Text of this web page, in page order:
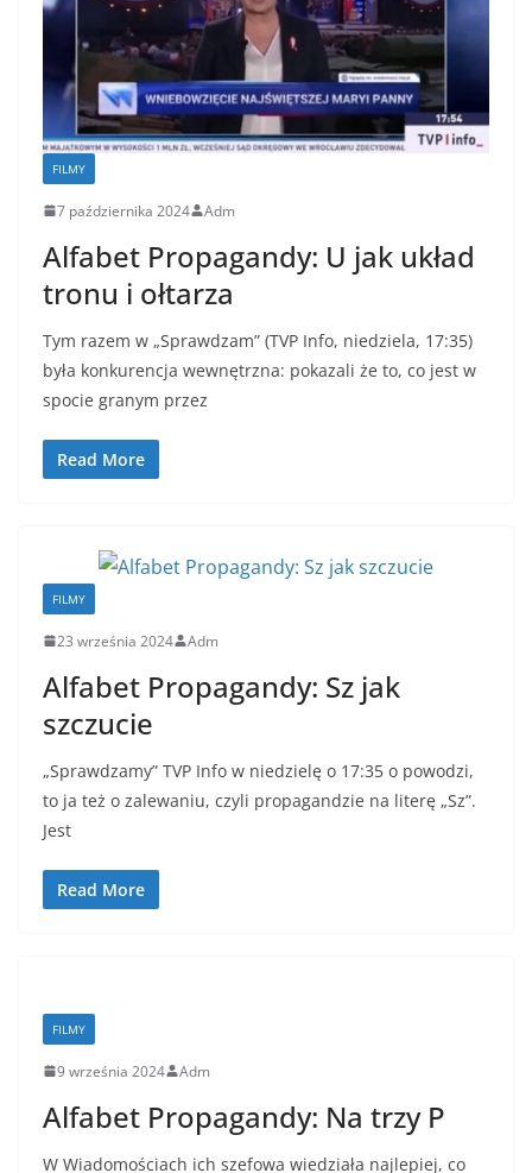
FILMY
7 października 2024 Adm
Alfabet Propagandy: U jak układ
tronu i ołtarza
Tym razem w „Sprawdzam” (TVP Info, niedziela, 17:35)
była konkurencja wewnętrzna: pokazali że to, co jest w
spocie granym przez
Read More
FILMY
23 września 2024 Adm
Alfabet Propagandy: Sz jak
szczucie
„Sprawdzamy” TVP Info w niedzielę o 17:35 o powodzi,
to ja też o zalewaniu, czyli propagandzie na literę „Sz”.
Jest
Read More
FILMY
9 września 2024 Adm
Alfabet Propagandy: Na trzy P
W Wiadomościach ich szefowa wiedziała najlepiej, co